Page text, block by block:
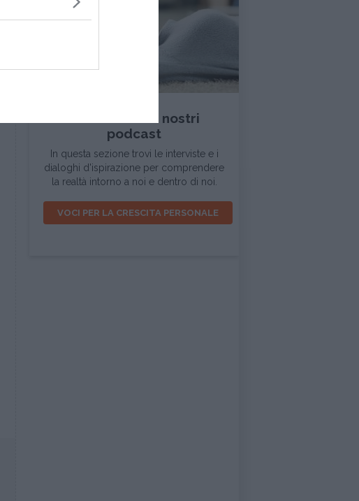
Ascolta tutti i nostri
podcast
In questa sezione trovi le interviste e i
dialoghi d'ispirazione per comprendere
la realtà intorno a noi e dentro di noi.
VOCI PER LA CRESCITA PERSONALE